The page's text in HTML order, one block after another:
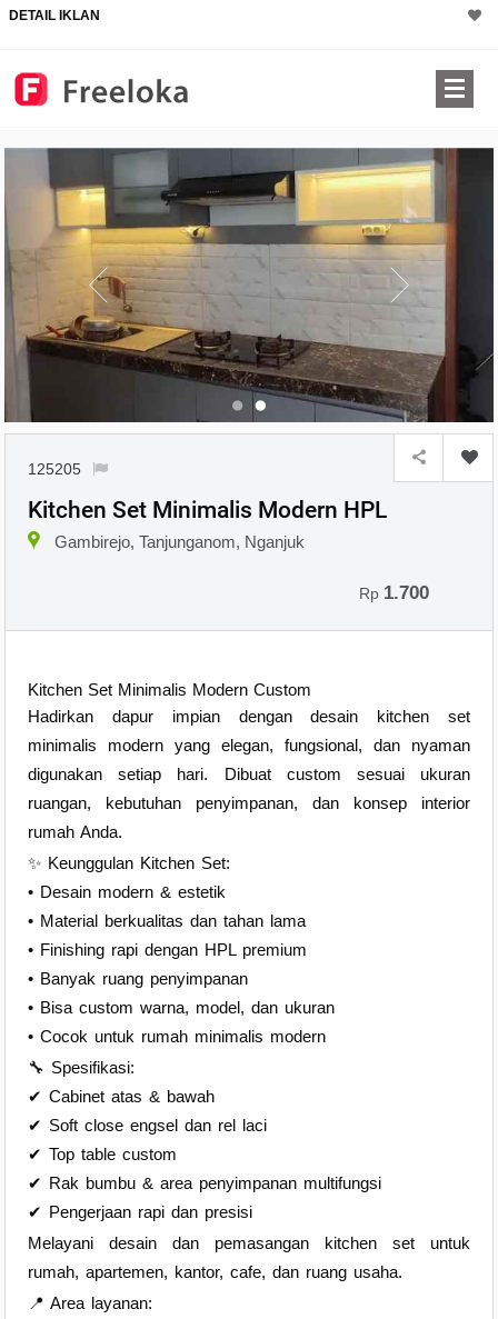
DETAIL IKLAN
125205
Kitchen Set Minimalis Modern HPL
Gambirejo, Tanjunganom, Nganjuk
Rp 1.700
Kitchen Set Minimalis Modern Custom
Hadirkan dapur impian dengan desain kitchen set
minimalis modern yang elegan, fungsional, dan nyaman
digunakan setiap hari. Dibuat custom sesuai ukuran
ruangan, kebutuhan penyimpanan, dan konsep interior
rumah Anda.
✨ Keunggulan Kitchen Set:
• Desain modern & estetik
• Material berkualitas dan tahan lama
• Finishing rapi dengan HPL premium
• Banyak ruang penyimpanan
• Bisa custom warna, model, dan ukuran
• Cocok untuk rumah minimalis modern
🔧 Spesifikasi:
✔ Cabinet atas & bawah
✔ Soft close engsel dan rel laci
✔ Top table custom
✔ Rak bumbu & area penyimpanan multifungsi
✔ Pengerjaan rapi dan presisi
Melayani desain dan pemasangan kitchen set untuk
rumah, apartemen, kantor, cafe, dan ruang usaha.
📍 Area layanan: